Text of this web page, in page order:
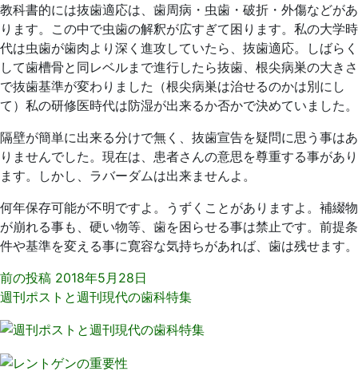
教科書的には抜歯適応は、歯周病・虫歯・破折・外傷などがあ
ります。この中で虫歯の解釈が広すぎて困ります。私の大学時
代は虫歯が歯肉より深く進攻していたら、抜歯適応。しばらく
して歯槽骨と同レベルまで進行したら抜歯、根尖病巣の大きさ
で抜歯基準が変わりました（根尖病巣は治せるのかは別にし
て）私の研修医時代は防湿が出来るか否かで決めていました。
隔壁が簡単に出来る分けで無く、抜歯宣告を疑問に思う事はあ
りませんでした。現在は、患者さんの意思を尊重する事があり
ます。しかし、ラバーダムは出来ませんよ。
何年保存可能が不明ですよ。うずくことがありますよ。補綴物
が崩れる事も、硬い物等、歯を困らせる事は禁止です。前提条
件や基準を変える事に寛容な気持ちがあれば、歯は残せます。
前の投稿 2018年5月28日
週刊ポストと週刊現代の歯科特集